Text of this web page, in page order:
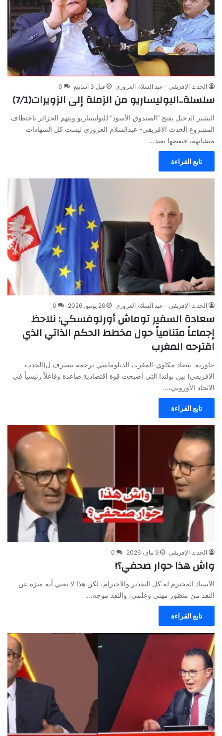
الحدث الإفريقي - عبد السلام العزوزي قبل 3 أسابيع 0
سلسلة..البوليساريو من الزملة إلى الزويرات(7/1)
البشير الدخيل يفتح “الصندوق الأسود” للبوليساريو ويتهم الجزائر باختطاف
المشروع الحدث الافريقي- عبدالسلام العزوزي ليست كل الشهادات
متشابهة، فبعضها يعيد…
تابع القراءة
الحدث الإفريقي - عبد السلام العزوزي 26 يونيو، 2026 0
سعادة السفير توماش أورلوفسكي: نلاحظ
إجماعاً متنامياً حول مخطط الحكم الذاتي الذي
اقترحه المغرب
حاورته: سعاد مكاوي-المغرب الدبلوماسي ترجمة بتصرف ل(الحدث
الافريقي) بين بولندا التي أصبحت قوة اقتصادية صاعدة وفاعلاً رئيسياً في
الاتحاد الأوروبي،…
تابع القراءة
الحدث الإفريقي 9 ماي، 2026 0
واش هذا حوار صحفي؟!
الأستاذ المحترم له كل التقدير والاحترام، لكن هذا لا يعني أنه منزه عن
النقد من منظور مهني وعلمي، والنقد موجه…
تابع القراءة